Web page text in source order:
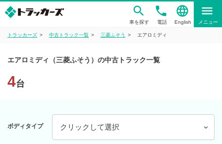
車を探す
phone
電話
language
English
menu
メニュー
トラッカーズ 中古トラック一覧 三菱ふそう エアロミディ
エアロミディ（三菱ふそう）の中古トラック一覧
4台
ボディタイプ クリックして選択